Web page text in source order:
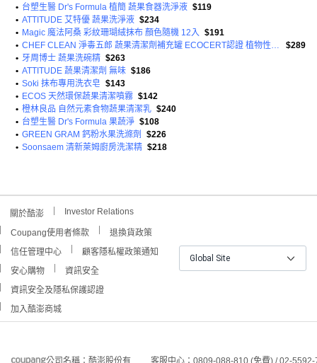
• 台塑生醫 Dr's Formula 植簡 蔬果食器洗淨液 $119
• ATTITUDE 艾特優 蔬果洗淨液 $234
• Magic 魔法阿桑 彩紋珊瑚絨抹布 顏色隨機 12入
$191
•
$289
• 牙周博士 蔬果洗碗精 $263
• ATTITUDE 蔬果清潔劑 無味 $186
• Soki 抹布專用洗衣皂 $143
• ECOS 天然環保蔬果清潔噴霧 $142
• 橙林良品 自然元素食物蔬果清潔乳 $240
• 台塑生醫 Dr's Formula 果蔬淨 $108
• GREEN GRAM 鈣粉水果洗滌劑
$226
• Soonsaem 清新萊姆廚房洗潔精 $218
關於酷澎 Investor Relations
Coupang使用者條款
退換貨政策
信任管理中心
顧客隱私權政策通知
安心購物
資訊安全
資訊安全及隱私保護認證
加入酷澎商城
Global Site
公司名稱：酷澎股份有 客服中心：0809-088-810 (免費) / 02-